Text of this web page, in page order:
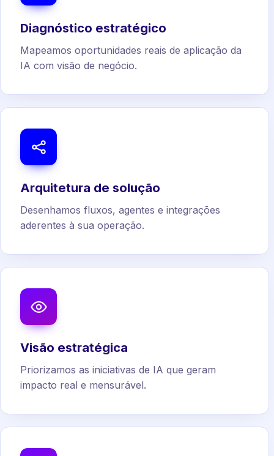
Diagnóstico estratégico
Mapeamos oportunidades reais de aplicação da
IA com visão de negócio.
Arquitetura de solução
Desenhamos fluxos, agentes e integrações
aderentes à sua operação.
Visão estratégica
Priorizamos as iniciativas de IA que geram
impacto real e mensurável.